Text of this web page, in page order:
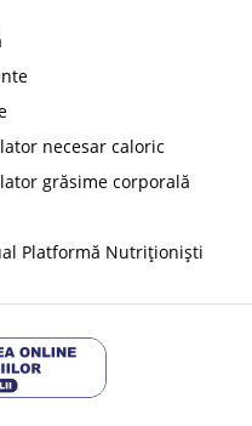
necesar caloric
grăsime corporală
Platformă Nutriționiști